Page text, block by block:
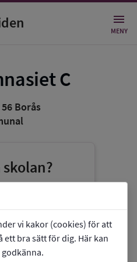
vi kakor (cookies) för att
ett bra sätt för dig. Här kan
MENY
C
56 Borås
C